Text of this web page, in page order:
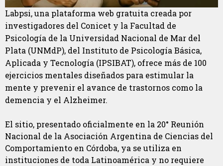
Labpsi, una plataforma web gratuita creada por
investigadores del Conicet y la Facultad de
Psicología de la Universidad Nacional de Mar del
Plata (UNMdP), del Instituto de Psicología Básica,
Aplicada y Tecnología (IPSIBAT), ofrece más de 100
ejercicios mentales diseñados para estimular la
mente y prevenir el avance de trastornos como la
demencia y el Alzheimer.
El sitio, presentado oficialmente en la 20° Reunión
Nacional de la Asociación Argentina de Ciencias del
Comportamiento en Córdoba, ya se utiliza en
instituciones de toda Latinoamérica y no requiere